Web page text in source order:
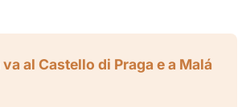
al Castello di Praga e a Malá